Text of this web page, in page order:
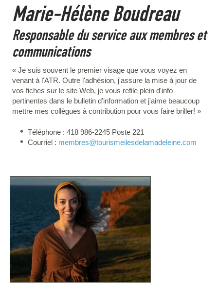
Marie-Hélène Boudreau
Responsable du service aux membres et
communications
« Je suis souvent le premier visage que vous voyez en
venant à l'ATR. Outre l'adhésion, j'assure la mise à jour de
vos fiches sur le site Web, je vous refile plein d'info
pertinentes dans le bulletin d'information et j'aime beaucoup
mettre mes collègues à contribution pour vous faire briller! »
Téléphone : 418 986-2245 Poste 221
Courriel : membres@tourismeilesdelamadeleine.com